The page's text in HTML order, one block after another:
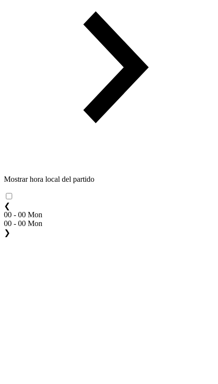
Mostrar hora local del partido
❮
00 - 00 Mon
00 - 00 Mon
❯